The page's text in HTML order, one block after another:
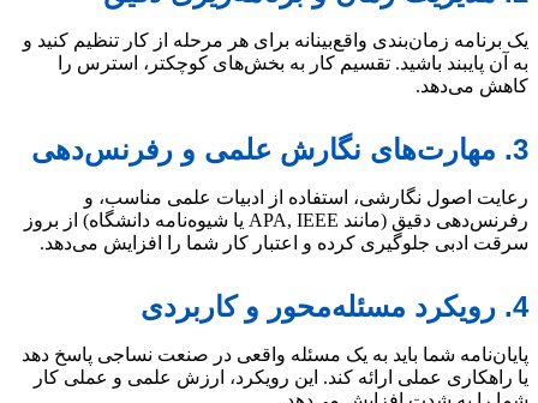
یک برنامه زمان‌بندی واقع‌بینانه برای هر مرحله از کار تنظیم کنید و
به آن پایبند باشید. تقسیم کار به بخش‌های کوچکتر، استرس را
کاهش می‌دهد.
3. مهارت‌های نگارش علمی و رفرنس‌دهی
رعایت اصول نگارشی، استفاده از ادبیات علمی مناسب، و
رفرنس‌دهی دقیق (مانند APA, IEEE یا شیوه‌نامه دانشگاه) از بروز
سرقت ادبی جلوگیری کرده و اعتبار کار شما را افزایش می‌دهد.
4. رویکرد مسئله‌محور و کاربردی
پایان‌نامه شما باید به یک مسئله واقعی در صنعت نساجی پاسخ دهد
یا راهکاری عملی ارائه کند. این رویکرد، ارزش علمی و عملی کار